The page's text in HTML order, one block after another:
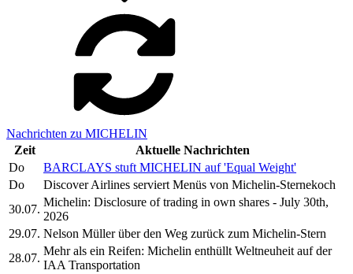
Nachrichten zu MICHELIN
Zeit
Aktuelle Nachrichten
Do
BARCLAYS stuft MICHELIN auf 'Equal Weight'
Do
Discover Airlines serviert Menüs von Michelin-Sternekoch
30.07.
Michelin: Disclosure of trading in own shares - July 30th,
2026
29.07. Nelson Müller über den Weg zurück zum Michelin-Stern
28.07.
Mehr als ein Reifen: Michelin enthüllt Weltneuheit auf der
IAA Transportation